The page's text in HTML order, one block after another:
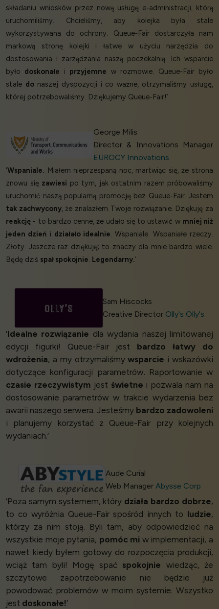
składaniu wniosków przez nową usługę e-administracji, którą
uruchomiliśmy. Chcieliśmy, aby kolejka była stale
wykorzystywana do ochrony. Queue-Fair dostarczyła nam
markową stronę kolejki i łatwe w użyciu narzędzia do
dostosowania i zarządzania naszą poczekalnią. Ich wsparcie
było doskonałe i przyjemne w rozmowie. Queue-Fair było
stale donaszej dyspozycji i co ważne, otrzymaliśmy usługę,
której potrzebowaliśmy. Dziękujemy Queue-Fair!’
George Milis
Director & Innovations Manager
EUROCY Innovations
‘Wspaniale. Miałem nieprzespaną noc, martwiąc się, że strona
znowu się zawiesi po tym, jak ostatnim razem próbowaliśmy
uruchomić naszą popularną promocję bez Queue-Fair. Jestem
tak zachwycony, że znalazłem Twoje rozwiązanie. Dziękuję za
reakcję - to bardzo cenne, że udało się to ustawić w mniej niż
jeden dzień i działało idealnie. Wspaniale. Wspaniałe rzeczy.
Złoty. Jeszcze raz dziękuję; to znaczy dla mnie bardzo wiele.
Będę dziś spał spokojnie. Legendarny.’
Sam Hiscocks
Creative Director Olly's Olly's
‘Idealne rozwiązanie dla wydania naszej limitowanej
edycji figurki! Queue-Fair jest bardzo łatwy do
wdrożenia, a my otrzymaliśmywsparcie i wskazówki
dotyczące konfiguracji parametrów. Raportowanie w
czasie rzeczywistym jest świetne i pozwala nam na
dostosowanie parametrów w trakcie wydarzenia bez
awarii naszego serwera. Jesteśmy bardzo zadowoleni
i planujemy korzystać z Queue-Fair przy kolejnych
wydaniach.’
Aude Curial
Web ManagerAbysse Corp
‘Poza samym systemem, który działa bardzo dobrze,
to co wyróżnia Queue-Fair spośród innych to ludzie,
którzy za nim stoją. Byli tam, aby odpowiedzieć na
wszystkie moje pytania, pomóc mi w implementacji, a
nawet kiedy byłem gotowy do rozpoczęcia produkcji,
wciąż tam byli! Mogę spać spokojnie wiedząc, że
szczytowe zapotrzebowanie nie będzie już
powodować problemów w moim systemie. Wszystko
jest doskonałe!’